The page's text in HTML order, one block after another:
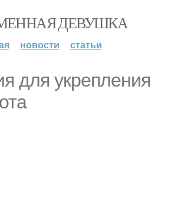
ДЕВУШКА
новости статьи
для укрепления